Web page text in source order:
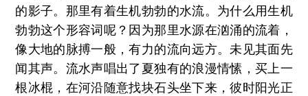
的影子。那里有着生机勃勃的水流。为什么用生机
勃勃这个形容词呢？因为那里水源在汹涌的流着，
像大地的脉搏一般，有力的流向远方。未见其面先
闻其声。流水声唱出了夏独有的浪漫情愫，买上一
根冰棍，在河沿随意找块石头坐下来，彼时阳光正